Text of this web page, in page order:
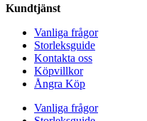
Kundtjänst
Vanliga frågor
Storleksguide
Kontakta oss
Köpvillkor
Ångra Köp
Vanliga frågor